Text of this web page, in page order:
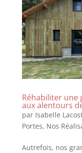
Réhabiliter une
aux alentours
par Isabelle
Portes, Nos
Autrefois, nos